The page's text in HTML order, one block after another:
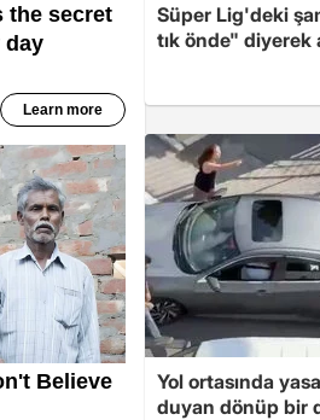
Süper Lig'deki
tık önde" diyerek
Yol ortasında
duyan dönüp bir